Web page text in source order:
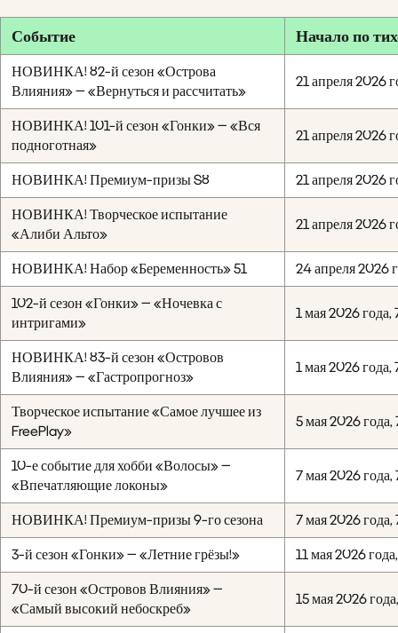
Событие Начало по
НОВИНКА! 82-й сезон «Острова
Влияния» — «Вернуться и рассчитать»
21 апреля 2026
НОВИНКА! 101-й сезон «Гонки» — «Вся
подноготная»
21 апреля 2026
НОВИНКА! Премиум-призы S8
21 апреля 2026
НОВИНКА! Творческое испытание
«Алиби Альто»
21 апреля 2026
НОВИНКА! Набор «Беременность» 51
24 апреля 2026
102-й сезон «Гонки» — «Ночевка с
интригами»
1 мая 2026 года,
НОВИНКА! 83-й сезон «Островов
Влияния» — «Гастропрогноз»
1 мая 2026 года,
Творческое испытание «Самое лучшее из
FreePlay»
5 мая 2026 года,
10-е событие для хобби «Волосы» —
«Впечатляющие локоны»
7 мая 2026 года,
НОВИНКА! Премиум-призы 9-го сезона
7 мая 2026 года,
3-й сезон «Гонки» — «Летние грёзы!»
11 мая 2026
70-й сезон «Островов Влияния» —
«Самый высокий небоскреб»
15 мая 2026